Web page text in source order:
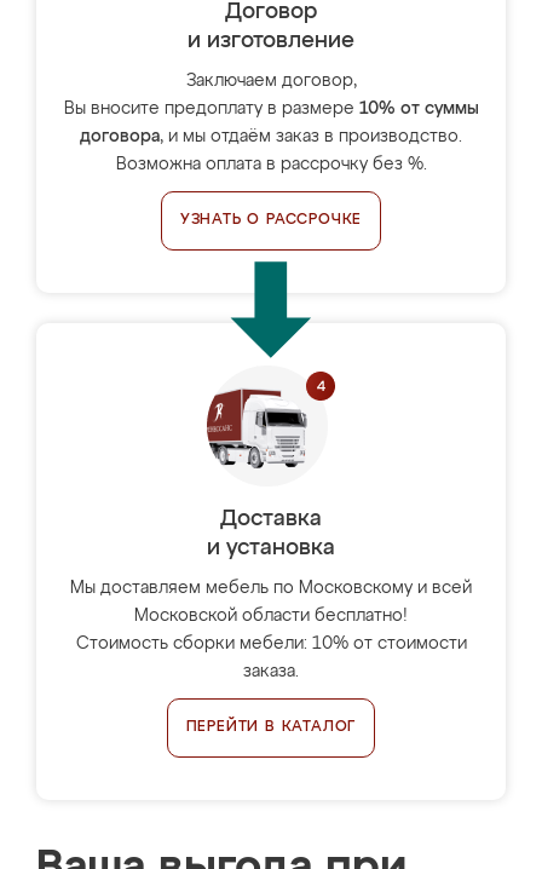
Договор
и изготовление
Заключаем договор,
Вы вносите предоплату в размере 10% от суммы
договора, и мы отдаём заказ в производство.
Возможна оплата в рассрочку без %.
УЗНАТЬ О РАССРОЧКЕ
Доставка
и установка
Мы доставляем мебель по Московскому и всей
Московской области бесплатно!
Стоимость сборки мебели: 10% от стоимости
заказа.
ПЕРЕЙТИ В КАТАЛОГ